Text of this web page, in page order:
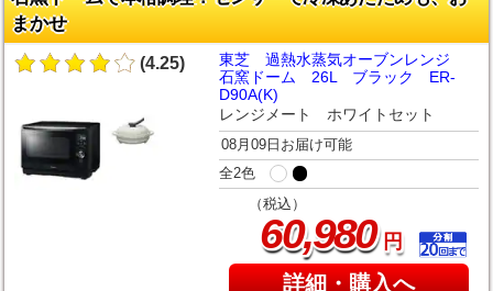
まかせ
(4.25)
東芝 過熱水蒸気オーブンレンジ
石窯ドーム 26L ブラック ER-
D90A(K)
レンジメート ホワイトセット
08月09日お届け可能
全2色
（税込）
60,980円
詳細・購入へ